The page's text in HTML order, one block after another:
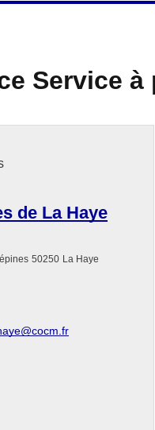
Service à
de La Haye
50250 La Haye